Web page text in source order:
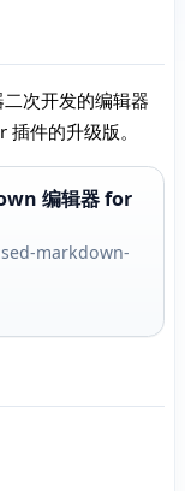
次开发的编辑器
插件的升级版。
编辑器 for
markdown-